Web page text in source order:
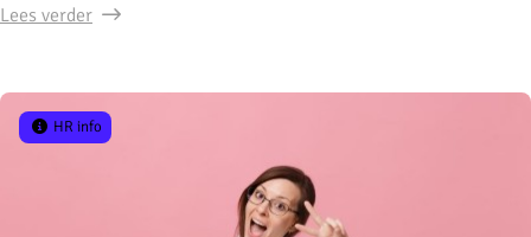
Lees verder
HR info